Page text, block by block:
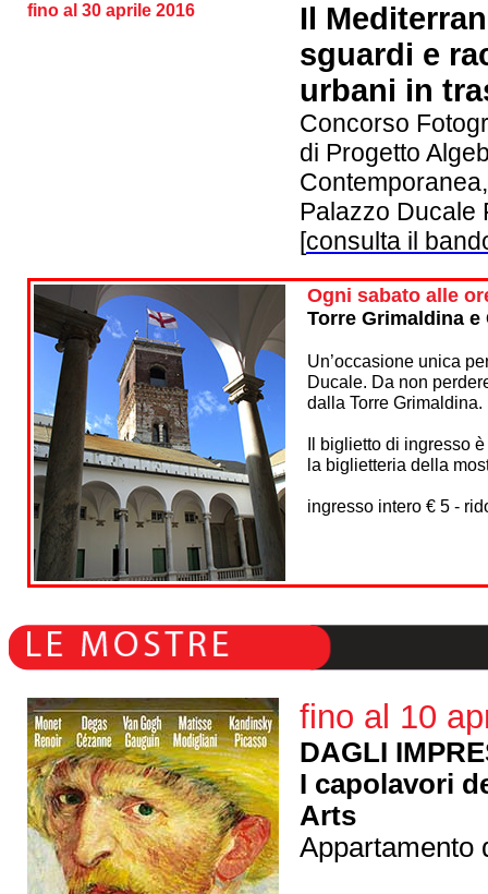
fino al 30 aprile 2016
Il
sguardi e
urbani in
Concorso
di Progetto
Palazzo Ducale
[consulta il
Ogni sabato alle
Torre Grimaldina e
Un’occasione unica
Ducale. Da non
dalla Torre Grimaldina.
Il biglietto di ingresso
la biglietteria della
ingresso intero € 5 -
fino al 10
DAGLI
I capolavori
Arts
Appartamento